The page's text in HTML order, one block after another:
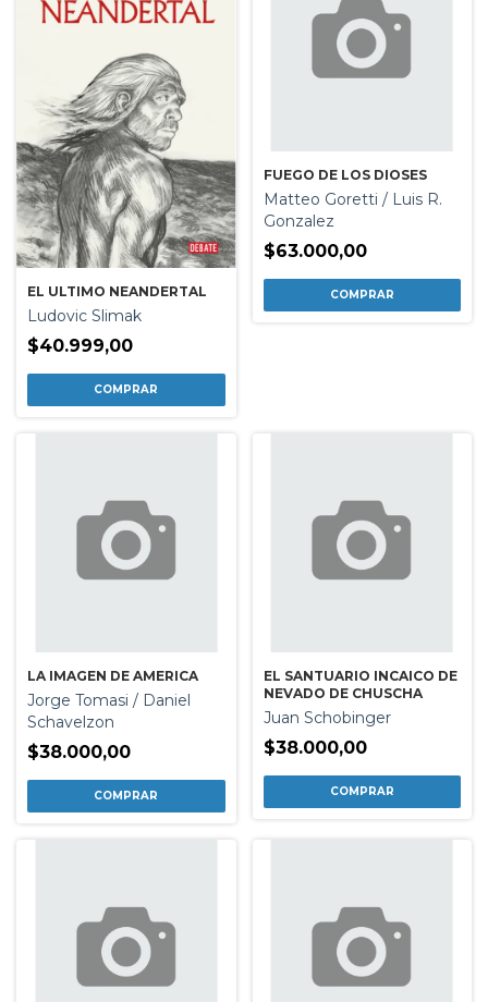
EL ULTIMO NEANDERTAL
Ludovic Slimak
$40.999,00
FUEGO DE LOS DIOSES
Matteo Goretti / Luis R.
Gonzalez
$63.000,00
LA IMAGEN DE AMERICA
Jorge Tomasi / Daniel
Schavelzon
$38.000,00
EL SANTUARIO INCAICO DE
NEVADO DE CHUSCHA
Juan Schobinger
$38.000,00